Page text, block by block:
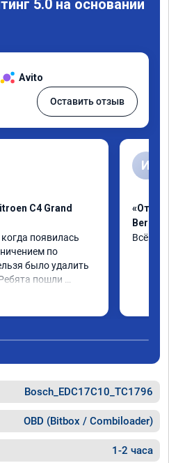
5.0 на основании
Avito
Оставить отзыв
C4 Grand
появилась
по
было удалить
пошли
и за час
И
Всё
Bosch_EDC17C10_TC1796
OBD (Bitbox / Combiloader)
1-2 часа